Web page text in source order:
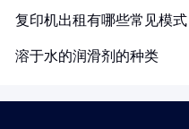
复印机出租有哪些常见模式
溶于水的润滑剂的种类